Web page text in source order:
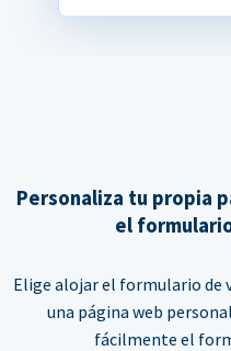
Personaliza tu propia
el
Elige alojar el formulario de
una página web
fácilmente el